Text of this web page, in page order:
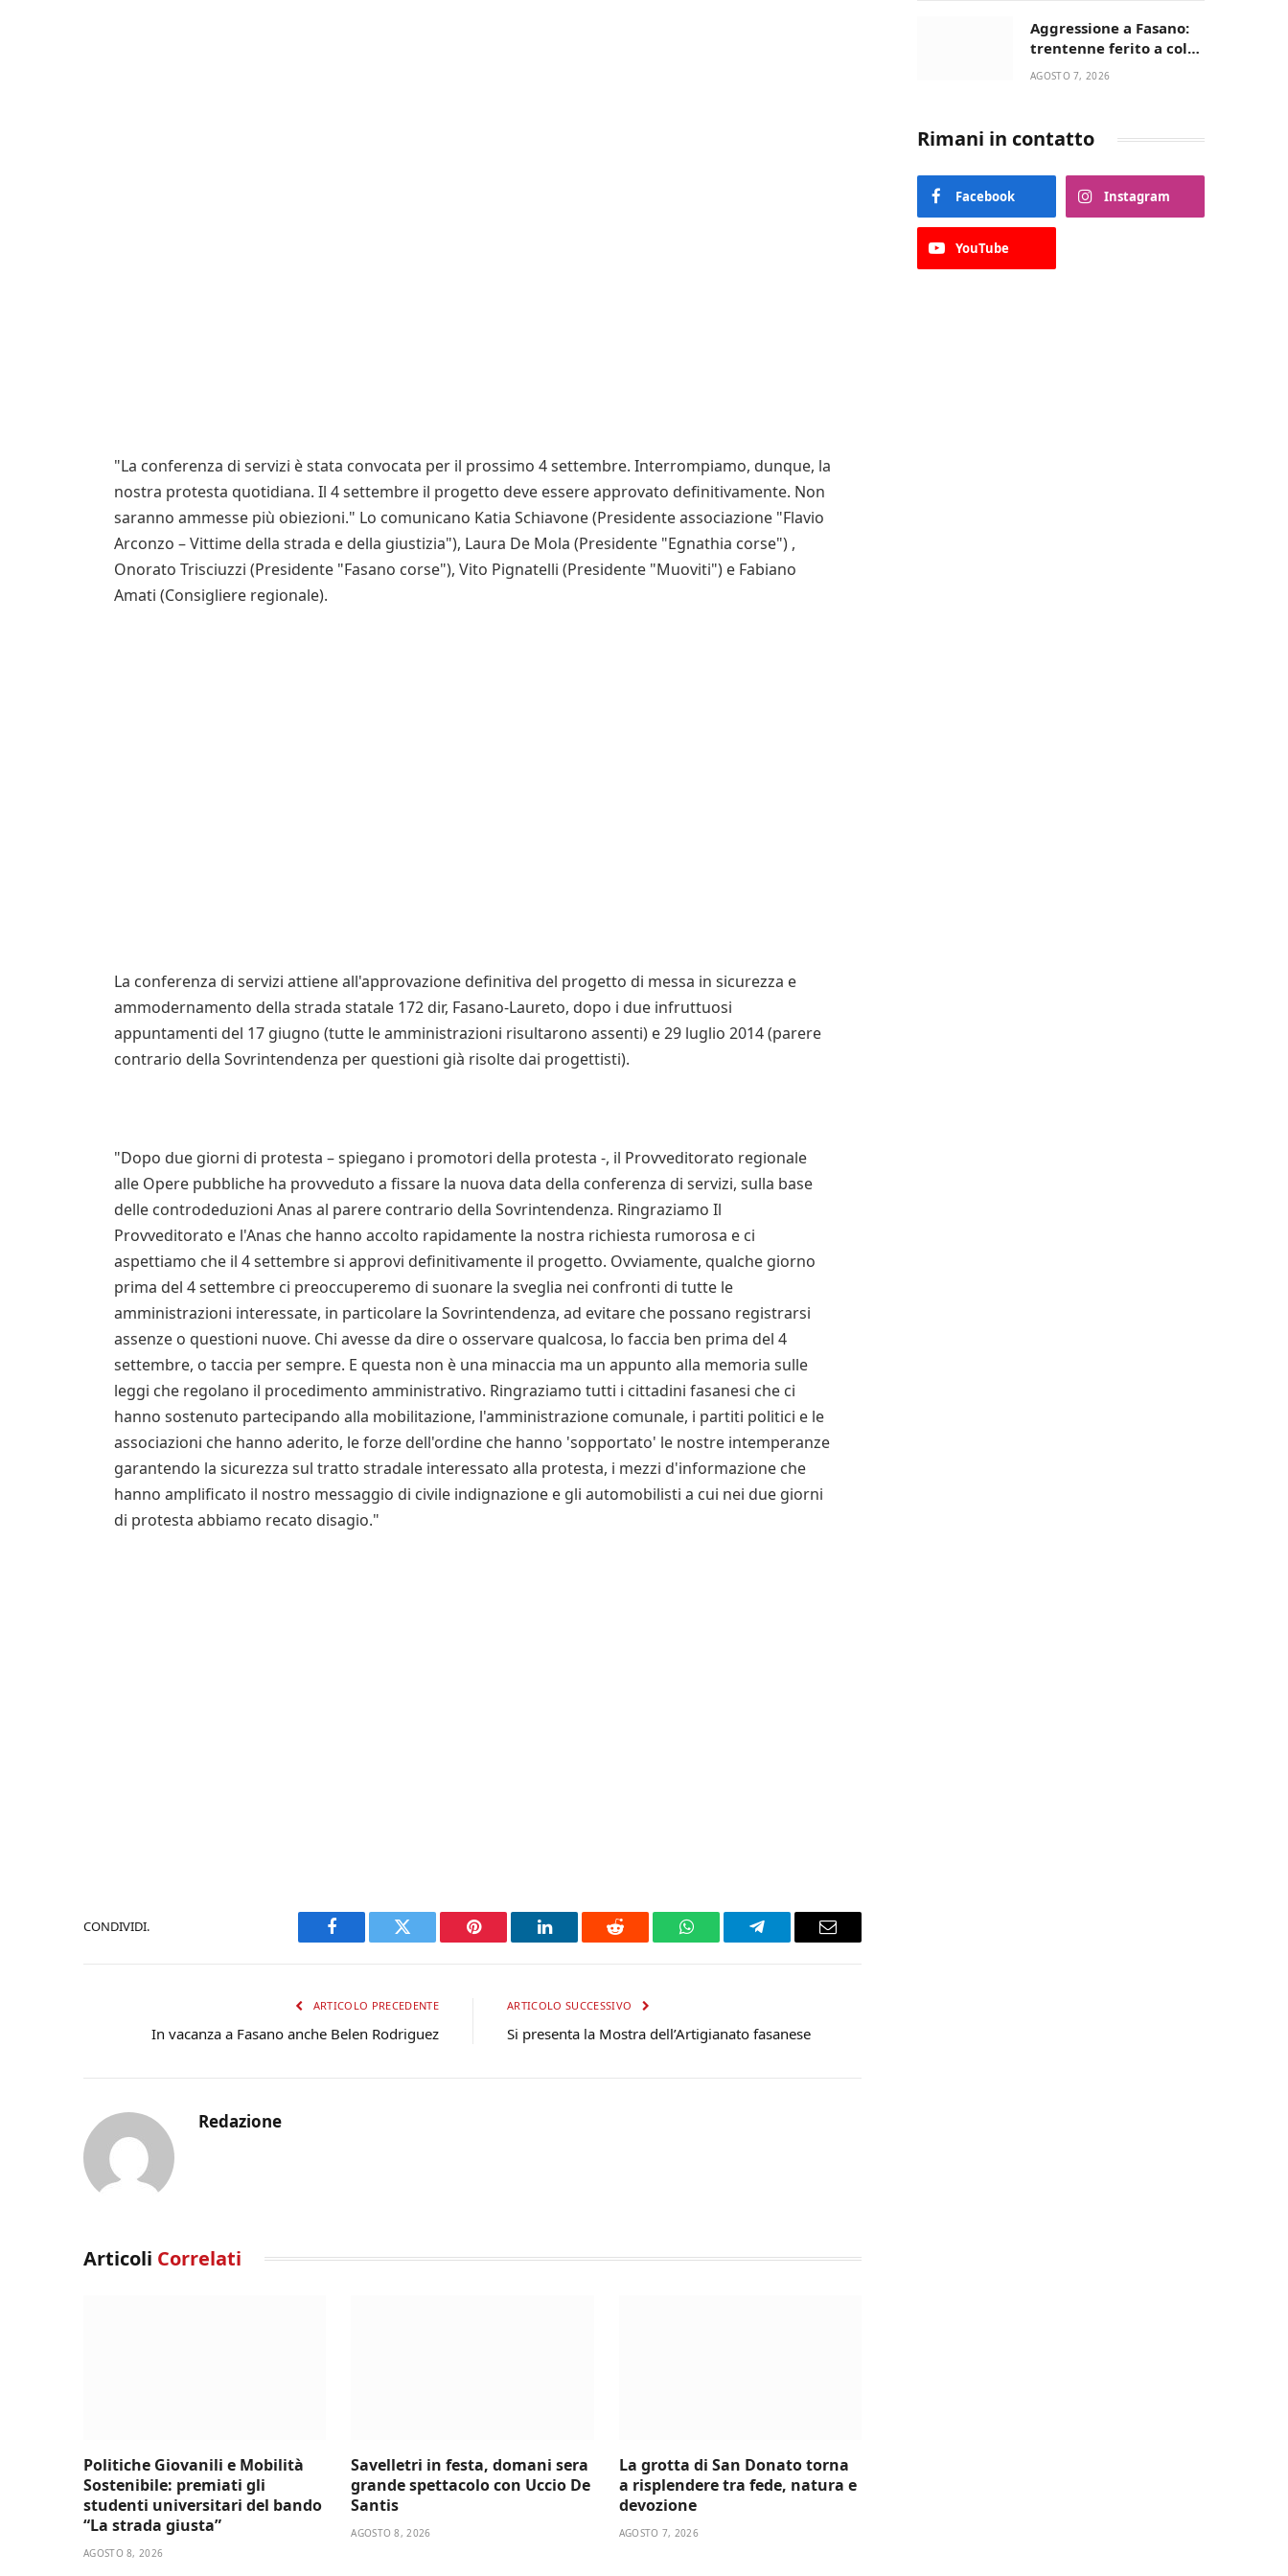
"La conferenza di servizi è stata convocata per il prossimo 4 settembre. Interrompiamo, dunque, la
nostra protesta quotidiana. Il 4 settembre il progetto deve essere approvato definitivamente. Non
saranno ammesse più obiezioni." Lo comunicano Katia Schiavone (Presidente associazione "Flavio
Arconzo – Vittime della strada e della giustizia"), Laura De Mola (Presidente "Egnathia corse") ,
Onorato Trisciuzzi (Presidente "Fasano corse"), Vito Pignatelli (Presidente "Muoviti") e Fabiano
Amati (Consigliere regionale).
La conferenza di servizi attiene all'approvazione definitiva del progetto di messa in sicurezza e
ammodernamento della strada statale 172 dir, Fasano-Laureto, dopo i due infruttuosi
appuntamenti del 17 giugno (tutte le amministrazioni risultarono assenti) e 29 luglio 2014 (parere
contrario della Sovrintendenza per questioni già risolte dai progettisti).
"Dopo due giorni di protesta – spiegano i promotori della protesta -, il Provveditorato regionale
alle Opere pubbliche ha provveduto a fissare la nuova data della conferenza di servizi, sulla base
delle controdeduzioni Anas al parere contrario della Sovrintendenza. Ringraziamo Il
Provveditorato e l'Anas che hanno accolto rapidamente la nostra richiesta rumorosa e ci
aspettiamo che il 4 settembre si approvi definitivamente il progetto. Ovviamente, qualche giorno
prima del 4 settembre ci preoccuperemo di suonare la sveglia nei confronti di tutte le
amministrazioni interessate, in particolare la Sovrintendenza, ad evitare che possano registrarsi
assenze o questioni nuove. Chi avesse da dire o osservare qualcosa, lo faccia ben prima del 4
settembre, o taccia per sempre. E questa non è una minaccia ma un appunto alla memoria sulle
leggi che regolano il procedimento amministrativo. Ringraziamo tutti i cittadini fasanesi che ci
hanno sostenuto partecipando alla mobilitazione, l'amministrazione comunale, i partiti politici e le
associazioni che hanno aderito, le forze dell'ordine che hanno 'sopportato' le nostre intemperanze
garantendo la sicurezza sul tratto stradale interessato alla protesta, i mezzi d'informazione che
hanno amplificato il nostro messaggio di civile indignazione e gli automobilisti a cui nei due giorni
di protesta abbiamo recato disagio."
CONDIVIDI.
Facebook Twitter Pinterest LinkedIn Reddit WhatsAppTelegram Email
ARTICOLO PRECEDENTE
In vacanza a Fasano anche Belen Rodriguez
ARTICOLO SUCCESSIVO
Si presenta la Mostra dell’Artigianato fasanese
Redazione
Articoli Correlati
Politiche Giovanili e Mobilità
Sostenibile: premiati gli
studenti universitari del bando
“La strada giusta”
AGOSTO 8, 2026
Savelletri in festa, domani sera
grande spettacolo con Uccio De
Santis
AGOSTO 8, 2026
La grotta di San Donato torna
a risplendere tra fede, natura e
devozione
AGOSTO 7, 2026
Aggressione a Fasano:
trentenne ferito a colpi
di pistola in casa
AGOSTO 7, 2026
Rimani in contatto
Facebook Instagram
YouTube